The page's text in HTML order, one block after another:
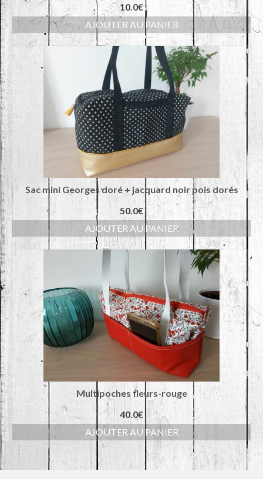
10.0€
AJOUTER AU PANIER
Sac mini Georges doré + jacquard noir pois dorés
50.0€
AJOUTER AU PANIER
Multipoches fleurs-rouge
40.0€
AJOUTER AU PANIER